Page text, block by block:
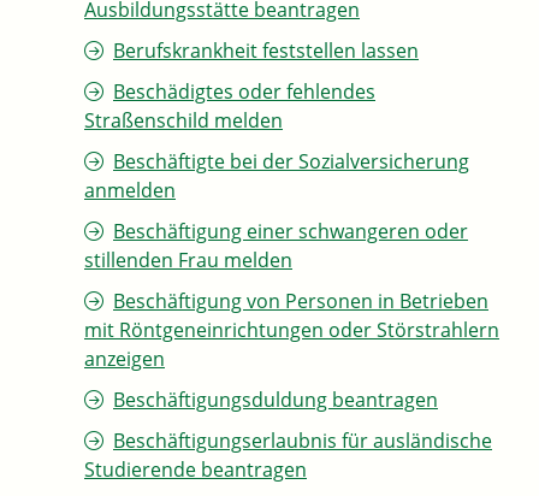
Ausbildungsstätte beantragen
Berufskrankheit feststellen lassen
Beschädigtes oder fehlendes
Straßenschild melden
Beschäftigte bei der Sozialversicherung
anmelden
Beschäftigung einer schwangeren oder
stillenden Frau melden
Beschäftigung von Personen in Betrieben
mit Röntgeneinrichtungen oder Störstrahlern
anzeigen
Beschäftigungsduldung beantragen
Beschäftigungserlaubnis für ausländische
Studierende beantragen